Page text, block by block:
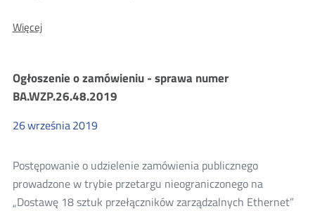
WięcejO:
–
numer
sprawy:
Ogłoszenie o zamówieniu - sprawa numer
BA.WZP.26.48.2019
26września2019
Postępowanie o udzielenie zamówienia publicznego
prowadzone w trybie przetargu nieograniczonego na
„Dostawę 18 sztuk przełączników zarządzalnych Ethernet”